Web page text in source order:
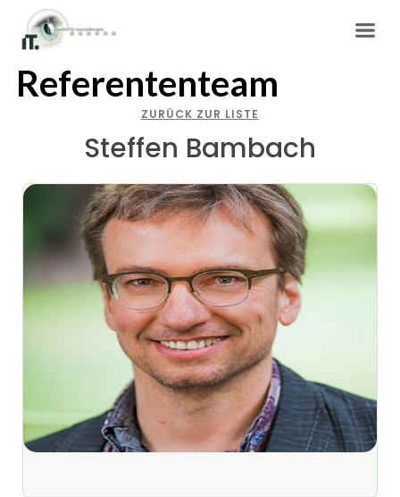
Referententeam
ZURÜCK ZUR LISTE
Steffen Bambach